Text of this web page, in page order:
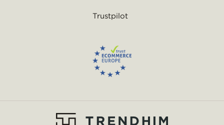
Trustpilot